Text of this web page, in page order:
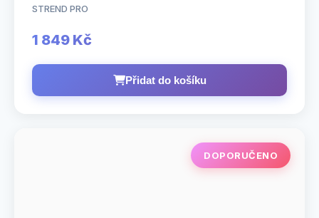
STREND PRO
1 849 Kč
Přidat do košíku
DOPORUČENO